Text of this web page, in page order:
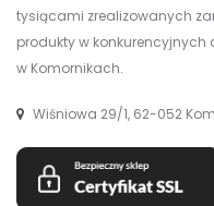
tysiącami zrealizowanych
produkty w
w Komornikach.
Wiśniowa 29/1, 62-052